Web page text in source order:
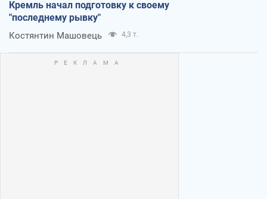
Кремль начал подготовку к своему
"последнему рывку"
Костянтин Машовець 4,3 т.